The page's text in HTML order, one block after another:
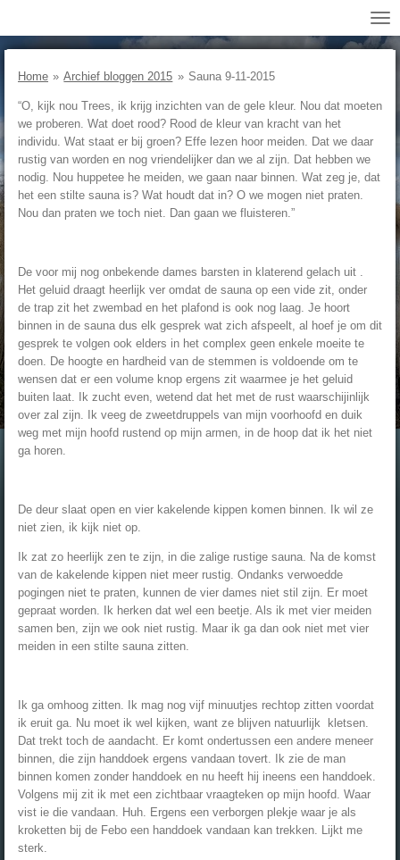
direct
naar
deHome » Archief bloggen 2015 » Sauna 9-11-2015
“O, kijk nou Trees, ik krijg inzichten van de gele kleur. Nou dat moeten
we proberen. Wat doet rood? Rood de kleur van kracht van het
individu. Wat staat er bij groen? Effe lezen hoor meiden. Dat we daar
rustig van worden en nog vriendelijker dan we al zijn. Dat hebben we
nodig. Nou huppetee he meiden, we gaan naar binnen. Wat zeg je, dat
het een stilte sauna is? Wat houdt dat in? O we mogen niet praten.
Nou dan praten we toch niet. Dan gaan we fluisteren.”
De voor mij nog onbekende dames barsten in klaterend gelach uit .
Het geluid draagt heerlijk ver omdat de sauna op een vide zit, onder
de trap zit het zwembad en het plafond is ook nog laag. Je hoort
binnen in de sauna dus elk gesprek wat zich afspeelt, al hoef je om dit
gesprek te volgen ook elders in het complex geen enkele moeite te
doen. De hoogte en hardheid van de stemmen is voldoende om te
wensen dat er een volume knop ergens zit waarmee je het geluid
buiten laat. Ik zucht even, wetend dat het met de rust waarschijinlijk
over zal zijn. Ik veeg de zweetdruppels van mijn voorhoofd en duik
weg met mijn hoofd rustend op mijn armen, in de hoop dat ik het niet
ga horen.
De deur slaat open en vier kakelende kippen komen binnen. Ik wil ze
niet zien, ik kijk niet op.
Ik zat zo heerlijk zen te zijn, in die zalige rustige sauna. Na de komst
van de kakelende kippen niet meer rustig. Ondanks verwoedde
pogingen niet te praten, kunnen de vier dames niet stil zijn. Er moet
gepraat worden. Ik herken dat wel een beetje. Als ik met vier meiden
samen ben, zijn we ook niet rustig. Maar ik ga dan ook niet met vier
meiden in een stilte sauna zitten.
Ik ga omhoog zitten. Ik mag nog vijf minuutjes rechtop zitten voordat
ik eruit ga. Nu moet ik wel kijken, want ze blijven natuurlijk kletsen.
Dat trekt toch de aandacht. Er komt ondertussen een andere meneer
binnen, die zijn handdoek ergens vandaan tovert. Ik zie de man
binnen komen zonder handdoek en nu heeft hij ineens een handdoek.
Volgens mij zit ik met een zichtbaar vraagteken op mijn hoofd. Waar
vist ie die vandaan. Huh. Ergens een verborgen plekje waar je als
kroketten bij de Febo een handdoek vandaan kan trekken. Lijkt me
sterk.